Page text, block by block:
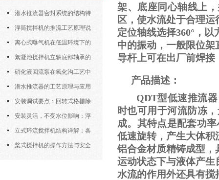
潜水推流器密封系统的结构特
点与渗漏故障处理
浮筒搅拌机的推流工艺原理说
明 离心式曝气机在低温环境下的
运行特性与防冻措施
絮凝池搅拌机立轴底部轴承的
密封防水与免维护设计
硝化液回流泵在氧化沟工艺中
的布置位置对回流效果的影响
潜水推流器的工艺原理与应用
逻辑安装调试要点：回转式格栅除
污机的土建配合要求与水平度校准
安装灵活，不受水位影响：浮
筒式曝气机的结构优势与适用场景
立式环流搅拌机结构详解：各
部件的功能与协同
桨式搅拌机的操作方法与安全
架、底座同心轴线上
区，使水流处于合理
定位轴线选择360°，
中的振动，一般限位
导杆上可在出厂前焊
产品描述：
QDT型低速推流
时也可用于河流防冻
成。其特点是配套功
低速旋转，产生大体
铝合金材质精铸成型
运动状态下与液体产
水流的作用外还具有搅